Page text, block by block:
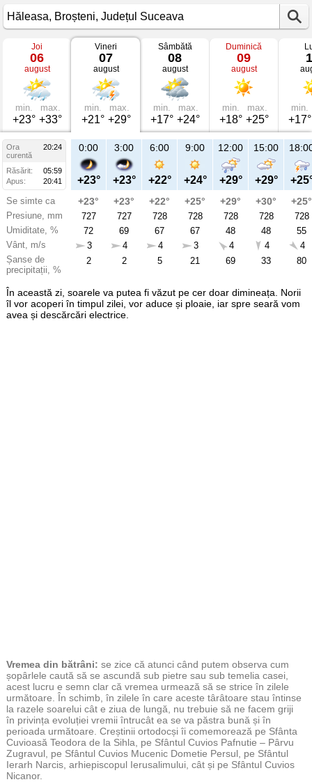
Vremea
Hăleasa
mâine
Broșteni,
Județul
Suceava
Joi
06
august
min.
+23°
max.
+33°
Vineri
07
august
min.
+21°
max.
+29°
Sâmbătă
08
august
min.
+17°
max.
+24°
Duminică
09
august
min.
+18°
max.
+25°
min.
+17°
Ora
20:24
curentă
Răsărit:
05:59
Apus:
20:41
Se simte ca
Presiune, mm
Umiditate, %
Vânt, m/s
Șanse de
precipitații, %
23:00
+25°
+25°
726
53
3
3
Vi
aug
0:00
+23°
+23°
727
72
3
2
3:00
+23°
+23°
727
69
4
2
6:00
+22°
+22°
728
67
4
5
9:00
+24°
+25°
728
67
3
21
12:00
+29°
+29°
728
48
4
69
15:00
+29°
+30°
728
48
4
33
+25°
728
55
4
80
În această zi, soarele va putea fi văzut pe cer doar dimineața. Norii
îl vor acoperi în timpul zilei, vor aduce și ploaie, iar spre seară vom
avea și descărcări electrice.
Vremea din bătrâni: se zice că atunci când putem observa cum
șopârlele caută să se ascundă sub pietre sau sub temelia casei,
acest lucru e semn clar că vremea urmează să se strice în zilele
următoare. În schimb, în zilele în care aceste târâtoare stau întinse
la razele soarelui cât e ziua de lungă, nu trebuie să ne facem griji
în privința evoluției vremii întrucât ea se va păstra bună și în
perioada următoare. Creștinii ortodocși îi comemorează pe Sfânta
Cuvioasă Teodora de la Sihla, pe Sfântul Cuvios Pafnutie – Pârvu
Zugravul, pe Sfântul Cuvios Mucenic Dometie Persul, pe Sfântul
Ierarh Narcis, arhiepiscopul Ierusalimului, cât și pe Sfântul Cuvios
Nicanor.